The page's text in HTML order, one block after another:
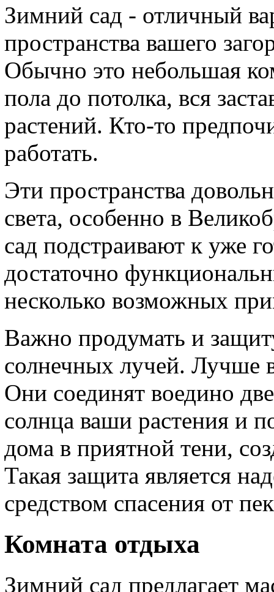
Зимний сад - отличный
пространства вашего
Обычно это небольшая
пола до потолка, вся
растений. Кто-то
работать.
Эти пространства
света, особенно в
сад подстраивают к уже
достаточно
несколько возможных
Важно продумать и
солнечных лучей. Лучше
Они соединят воедино
солнца ваши растения и
дома в приятной тени,
Такая защита является
средством спасения от
Комната отдыха
Зимний сад предлагает